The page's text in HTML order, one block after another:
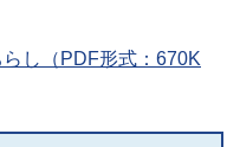
し（PDF形式：670K